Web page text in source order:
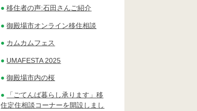
移住者の声:石田さんご紹介
御殿場市オンライン移住相談
カムカムフェス
UMAFESTA 2025
御殿場市内の桜
「ごてんば暮らし承ります」移
住定住相談コーナーを開設しまし